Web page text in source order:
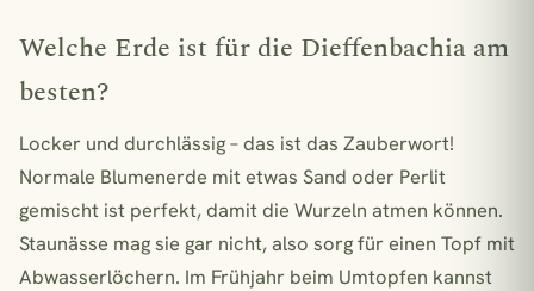
Welche Erde ist für die Dieffenbachia am
besten?
Locker und durchlässig – das ist das Zauberwort!
Normale Blumenerde mit etwas Sand oder Perlit
gemischt ist perfekt, damit die Wurzeln atmen können.
Staunässe mag sie gar nicht, also sorg für einen Topf mit
Abwasserlöchern. Im Frühjahr beim Umtopfen kannst